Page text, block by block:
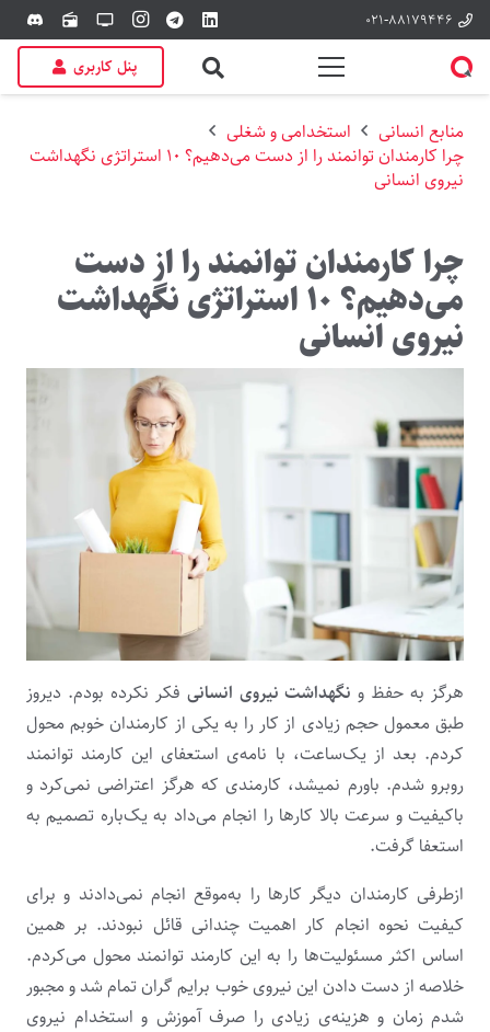
۰۲۱-۸۸۱۷۹۴۴۶ tv
radio
discord
پنل کاربری
منابع انسانی
استخدامی و شغلی
چرا کارمندان توانمند را از دست می‌دهیم؟ ۱۰ استراتژی نگهداشت
نیروی انسانی
چرا کارمندان توانمند را از دست
می‌دهیم؟ ۱۰ استراتژی نگهداشت
نیروی انسانی
هرگز به حفظ و نگهداشت نیروی انسانی فکر نکرده بودم. دیروز
طبق معمول حجم زیادی از کار را به یکی از کارمندان خوبم محول
کردم. بعد از یک‌ساعت، با نامه‌ی استعفای این کارمند توانمند
روبرو شدم. باورم نمیشد، کارمندی که هرگز اعتراضی نمی‌کرد و
باکیفیت و سرعت بالا کارها را انجام می‌داد به یک‌باره تصمیم به
استعفا گرفت.
ازطرفی کارمندان دیگر کارها را به‌موقع انجام نمی‌دادند و برای
کیفیت نحوه انجام کار اهمیت چندانی قائل نبودند. بر همین
اساس اکثر مسئولیت‌ها را به این کارمند توانمند محول می‌کردم.
خلاصه از دست دادن این نیروی خوب برایم گران تمام شد و مجبور
شدم زمان و هزینه‌ی زیادی را صرف آموزش و استخدام نیروی